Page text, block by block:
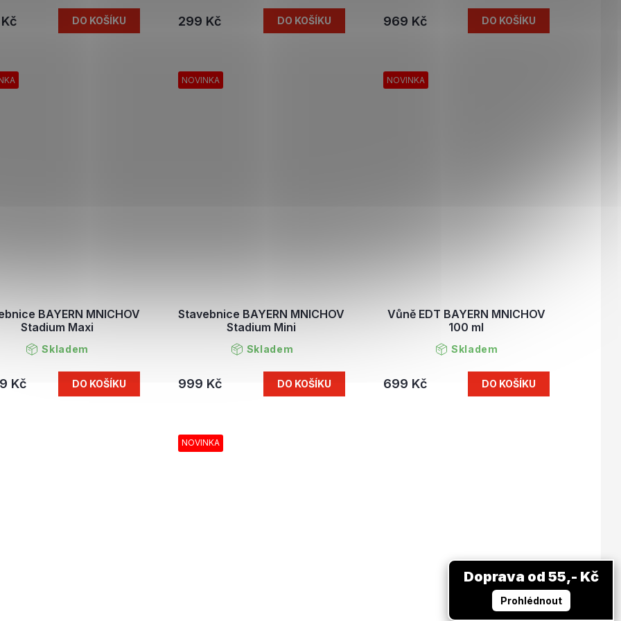
DO KOŠÍKU 299 Kč DO KOŠÍKU 969 Kč DO KOŠÍKU
BAYERN MNICHOV
Stadium Maxi
Skladem
Kč DO KOŠÍKU
NOVINKA
Stavebnice BAYERN MNICHOV
Stadium Mini
Skladem
999 Kč DO KOŠÍKU
NOVINKA
Vůně EDT BAYERN MNICHOV
100 ml
Skladem
699 Kč DO KOŠÍKU
NOVINKA
Doprava od 55,- Kč
Prohlédnout